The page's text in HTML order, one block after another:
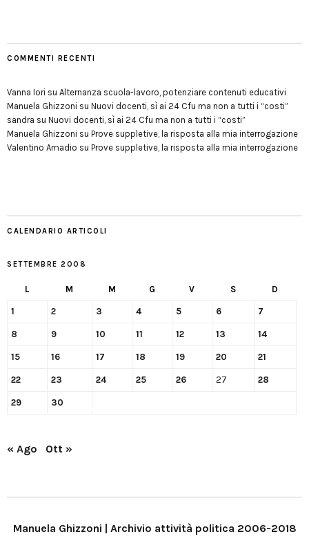
COMMENTI RECENTI
Vanna Iori su Alternanza scuola-lavoro, potenziare contenuti educativi
Manuela Ghizzoni su Nuovi docenti, sì ai 24 Cfu ma non a tutti i “costi”
sandra su Nuovi docenti, sì ai 24 Cfu ma non a tutti i “costi”
Manuela Ghizzoni su Prove suppletive, la risposta alla mia interrogazione
Valentino Amadio su Prove suppletive, la risposta alla mia interrogazione
CALENDARIO ARTICOLI
SETTEMBRE 2008
L M M G V S D
1 2 3 4 5 6 7
8 9 10 11 12 13 14
15 16 17 18 19 20 21
22 23 24 25 26 27 28
29 30
« Ago Ott »
Manuela Ghizzoni | Archivio attività politica 2006-2018